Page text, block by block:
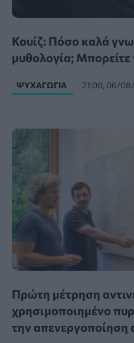
Κουίζ: Πόσο καλά
μυθολογία; Μπορείτε
ΨΥΧΑΓΩΓΊΑ 21:00, 06/
Πρώτη μέτρηση
χρησιμοποιημένο
την απενεργοποίηση